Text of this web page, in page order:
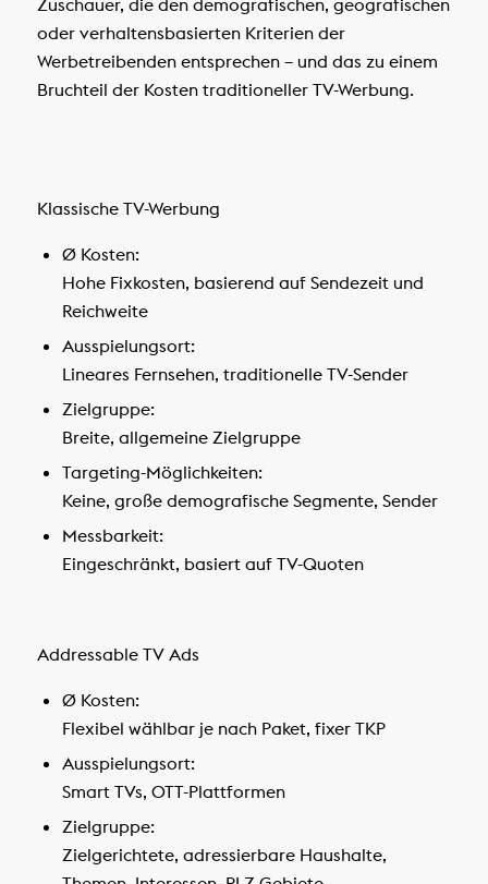
Zuschauer, die den demografischen, geografischen
oder verhaltensbasierten Kriterien der
Werbetreibenden entsprechen – und das zu einem
Bruchteil der Kosten traditioneller TV-Werbung.
Klassische TV-Werbung
Ø Kosten:
Hohe Fixkosten, basierend auf Sendezeit und
Reichweite
Ausspielungsort:
Lineares Fernsehen, traditionelle TV-Sender
Zielgruppe:
Breite, allgemeine Zielgruppe
Targeting-Möglichkeiten:
Keine, große demografische Segmente, Sender
Messbarkeit:
Eingeschränkt, basiert auf TV-Quoten
Addressable TV Ads
Ø Kosten:
Flexibel wählbar je nach Paket, fixer TKP
Ausspielungsort:
Smart TVs, OTT-Plattformen
Zielgruppe:
Zielgerichtete, adressierbare Haushalte,